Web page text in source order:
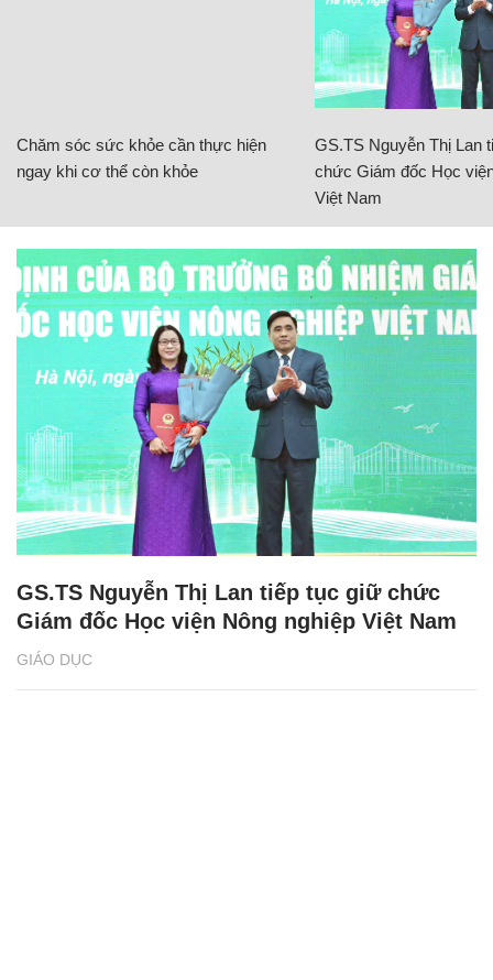
Chăm sóc sức khỏe cần thực hiện
ngay khi cơ thể còn khỏe
GS.TS Nguyễn Thị Lan
chức Giám đốc Học
Việt Nam
GIÁO DỤC
GS.TS Nguyễn Thị Lan tiếp tục giữ chức
Giám đốc Học viện Nông nghiệp Việt Nam